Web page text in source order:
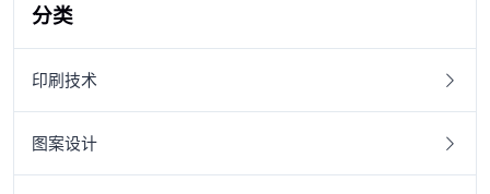
分类
印刷技术
图案设计